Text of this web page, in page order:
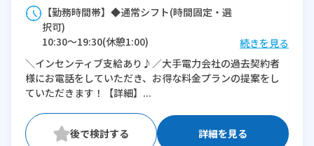
【勤務時間帯】◆通常シフト(時間固定・選
択可)
10:30〜19:30(休憩1:00)
11:30〜19:30(休憩1:00)
※残業：0〜1時間程度/月
続きを見る
＼インセンティブ支給あり♪／大手電力会社の過去契約者
様にお電話をしていただき、お得な料金プランの提案をし
ていただきます！【詳細】...
詳細を見る